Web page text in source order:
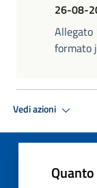
26-08-
Allegato
formato
Vedi azioni